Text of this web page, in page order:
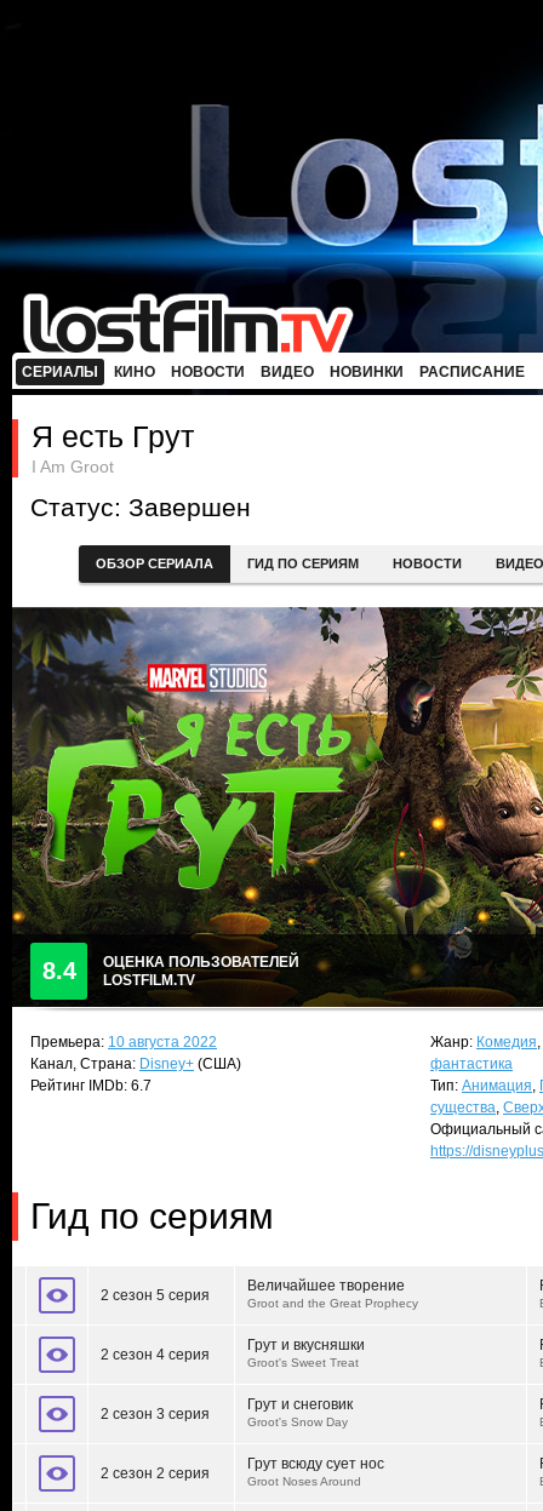
СЕРИАЛЫ КИНО НОВОСТИ ВИДЕО НОВИНКИ РАСПИСАНИЕ
Я есть Грут
I Am Groot
Статус: Завершен
ОБЗОР СЕРИАЛА ГИД ПО СЕРИЯМ НОВОСТИ ВИДЕО
8.4
ОЦЕНКА ПОЛЬЗОВАТЕЛЕЙ
LOSTFILM.TV
Премьера: 10 августа 2022
Канал, Страна: Disney+ (США)
Рейтинг IMDb: 6.7
Жанр: Комедия,
фантастика
Тип: Анимация,
существа,
Официальный
https://
Гид по сериям
2 сезон 5 серия
Величайшее творение
Groot and the Great Prophecy
2 сезон 4 серия
Грут и вкусняшки
Groot's Sweet Treat
2 сезон 3 серия
Грут и снеговик
Groot's Snow Day
2 сезон 2 серия
Грут всюду сует нос
Groot Noses Around